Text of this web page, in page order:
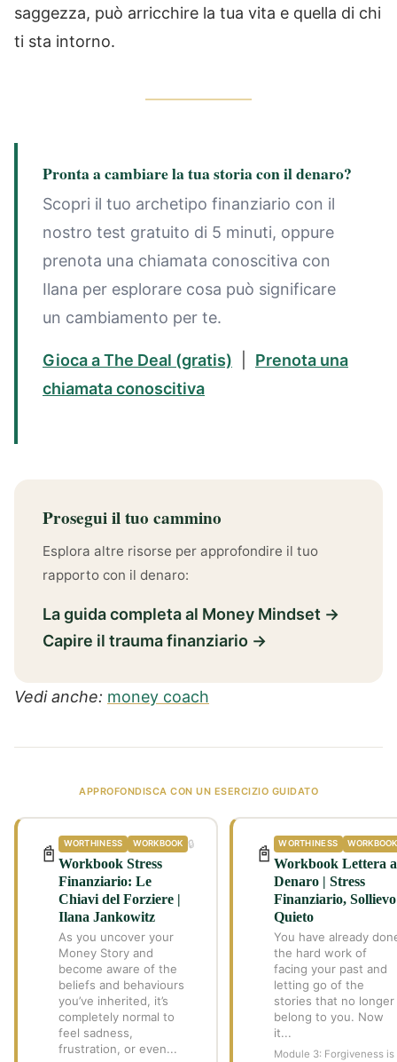
saggezza, può arricchire la tua vita e quella di chi
ti sta intorno.
Pronta a cambiare la tua storia con il denaro?
Scopri il tuo archetipo finanziario con il
nostro test gratuito di 5 minuti, oppure
prenota una chiamata conoscitiva con
Ilana per esplorare cosa può significare
un cambiamento per te.
Gioca a The Deal (gratis)
Prenota una
chiamata conoscitiva
Prosegui il tuo cammino
Esplora altre risorse per approfondire il tuo
rapporto con il denaro:
La guida completa al Money Mindset →
Capire il trauma finanziario →
Vedi anche: money coach
APPROFONDISCA CON UN ESERCIZIO GUIDATO
📓 WORTHINESS WORKBOOK
Workbook Stress
Finanziario: Le
Chiavi del Forziere |
Ilana Jankowitz
As you uncover your
Money Story and
become aware of the
beliefs and behaviours
you’ve inherited, it’s
completely normal to
feel sadness,
frustration, or even...
🔒 📓 WORTHINESS
Workbook Lettera
Denaro | Stress
Finanziario, Sollievo
Quieto
You have already
the hard work of
facing your past and
letting go of the
stories that no longer
belong to you. Now
it...
Module 3: Forgiveness is